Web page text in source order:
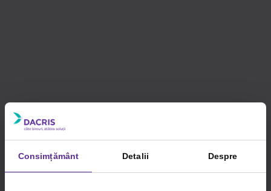
Consimțământ Detalii Despre